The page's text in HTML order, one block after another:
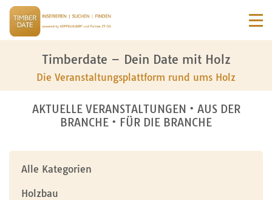
Timberdate – Dein Date mit Holz
Die Veranstaltungsplattform rund ums Holz
AKTUELLE VERANSTALTUNGEN • AUS DER
BRANCHE • FÜR DIE BRANCHE
Alle Kategorien
Holzbau